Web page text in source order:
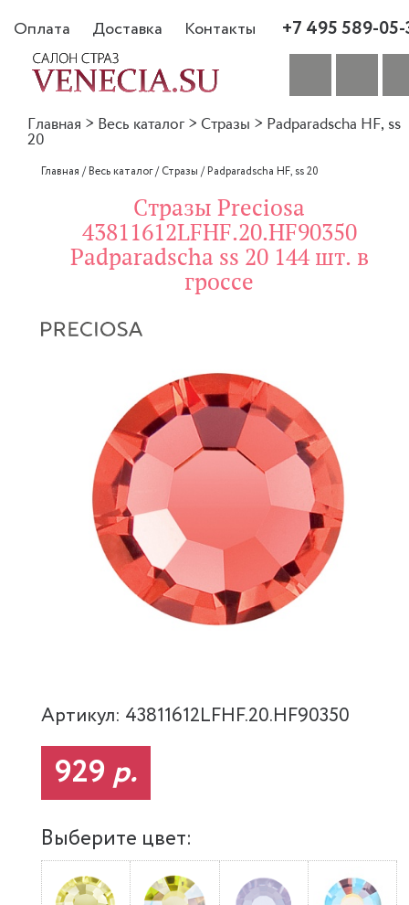
Оплата Доставка Контакты +7 495 589-
Главная > Весь каталог > Стразы > Padparadscha HF, ss
20
Главная /Весь каталог/Стразы /Padparadscha HF, ss 20
Стразы Preciosa
43811612LFHF.20.HF90350
Padparadscha ss 20 144 шт. в
гроссе
Артикул: 43811612LFHF.20.HF90350
929 р.
Выберите цвет: